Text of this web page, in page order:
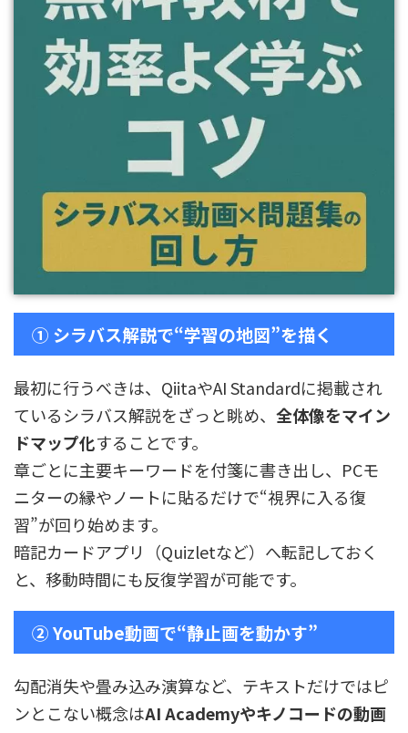
① シラバス解説で“学習の地図”を描く
最初に行うべきは、QiitaやAI Standardに掲載され
ているシラバス解説をざっと眺め、 全体像をマイン
ドマップ化することです。
章ごとに主要キーワードを付箋に書き出し、PCモ
ニターの縁やノートに貼るだけで“視界に入る復
習”が回り始めます。
暗記カードアプリ（Quizletなど）へ転記しておく
と、移動時間にも反復学習が可能です。
② YouTube動画で“静止画を動かす”
勾配消失や畳み込み演算など、テキストだけではピ
ンとこない概念はAI Academyやキノコードの動画